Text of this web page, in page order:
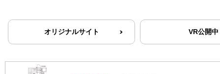
オリジナルサイト VR公開中